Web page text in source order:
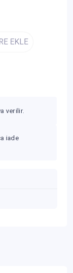
EKLE
verilir.
iade